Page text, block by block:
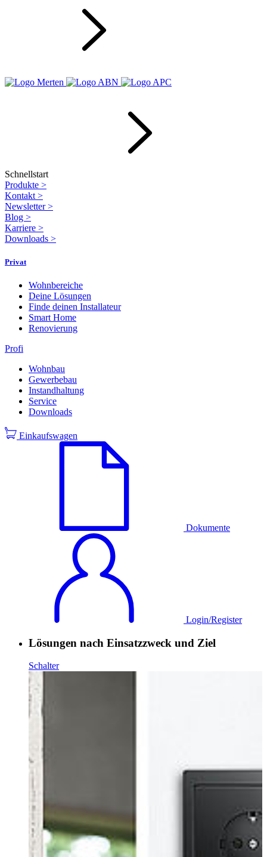
Schnellstart
Produkte >
Kontakt >
Newsletter>
Blog >
Karriere >
Downloads >
Privat
Wohnbereiche
Deine Lösungen
Finde deinen Installateur
Smart Home
Renovierung
Profi
Wohnbau
Gewerbebau
Instandhaltung
Service
Downloads
Einkaufswagen
Dokumente
Login/Register
Lösungen nach Einsatzzweck und Ziel
Schalter